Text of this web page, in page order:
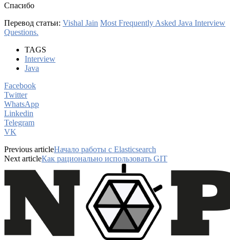
Спасибо
Перевод статьи: Vishal Jain Most Frequently Asked Java Interview
Questions.
TAGS
Interview
Java
Facebook
Twitter
WhatsApp
Linkedin
Telegram
VK
Previous articleНачало работы с Elasticsearch
Next articleКак рационально использовать GIT